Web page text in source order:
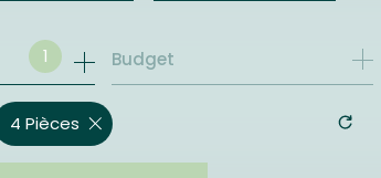
loc. résidentielle
bureaux et commerces
1 Budget
4 Pièces